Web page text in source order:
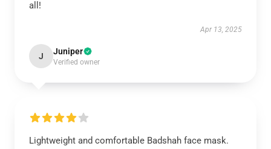
all!
Apr 13, 2025
J Juniper
Verified owner
Lightweight and comfortable Badshah face mask.